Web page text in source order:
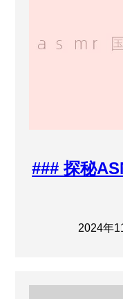
### 探秘
2024年